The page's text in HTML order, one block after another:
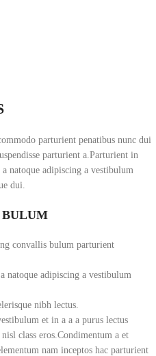
parturient penatibus nunc dui
parturient a.Parturient in
natoque adipiscing a vestibulum
dui.
convallis bulum parturient
natoque adipiscing a vestibulum
nibh lectus.
et in a a a purus lectus
class eros.Condimentum a et
nam inceptos hac parturient